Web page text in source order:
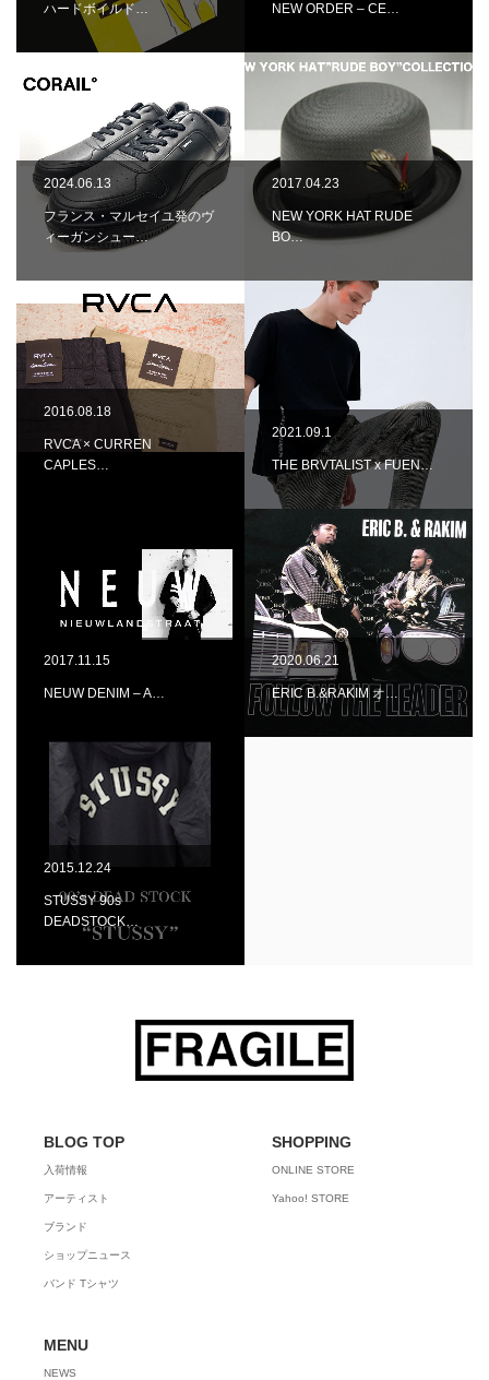
ハードボイルド…
NEW ORDER – CE…
2024.06.13
フランス・マルセイユ発のヴ
ィーガンシュー…
2017.04.23
NEW YORK HAT RUDE
BO…
2016.08.18
RVCA × CURREN
CAPLES…
2021.09.1
THE BRVTALIST x FUEN…
2017.11.15
NEUW DENIM – A…
2020.06.21
ERIC B.&RAKIM オ…
2015.12.24
STUSSY 90s
DEADSTOCK…
BLOG TOP
入荷情報
アーティスト
ブランド
ショップニュース
バンド Tシャツ
SHOPPING
ONLINE STORE
Yahoo! STORE
MENU
NEWS